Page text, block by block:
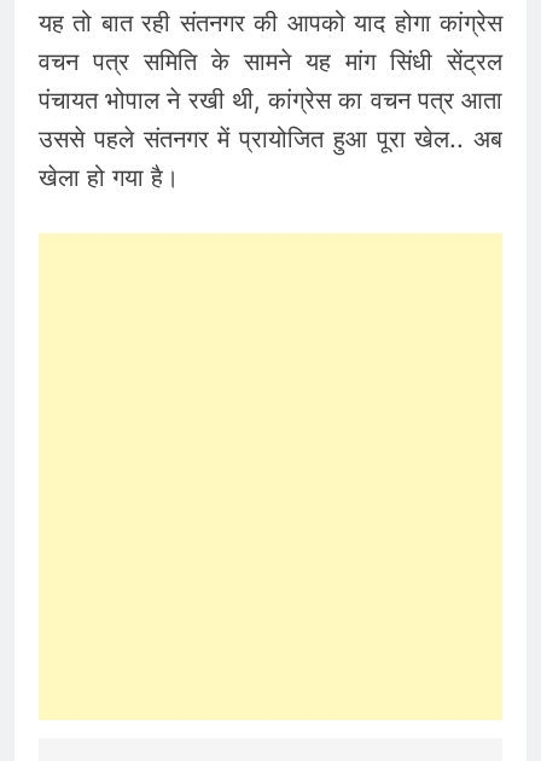
यह तो बात रही संतनगर की आपको याद होगा कांग्रेस
वचन पत्र समिति के सामने यह मांग सिंधी सेंट्रल
पंचायत भोपाल ने रखी थी, कांग्रेस का वचन पत्र आता
उससे पहले संतनगर में प्रायोजित हुआ पूरा खेल.. अब
खेला हो गया है।